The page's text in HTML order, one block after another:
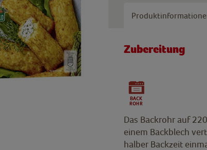
Zubereitung
Das Backrohr auf
einem Backblech
halber Backzeit